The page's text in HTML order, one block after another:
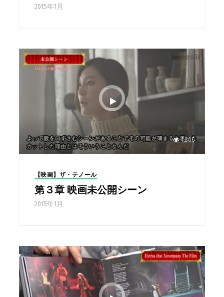
2015年1月
1,806
【映画】ザ・テノール
第３章 映画未公開シーン
2015年1月